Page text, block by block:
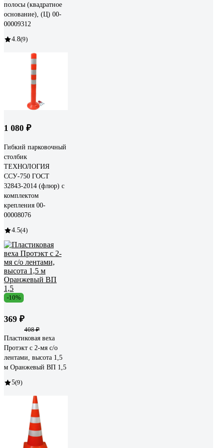
полосы (квадратное
основание), (Ц) 00-
00009312
4.8(9)
1 080 ₽
Гибкий парковочный
столбик
ТЕХНОЛОГИЯ
ССУ-750 ГОСТ
32843-2014 (флюр) с
комплектом
крепления 00-
00008076
4.5(4)
-10%
369 ₽
408 ₽
Пластиковая веха
Протэкт с 2-мя с/о
лентами, высота 1,5
м Оранжевый ВП 1,5
5(9)